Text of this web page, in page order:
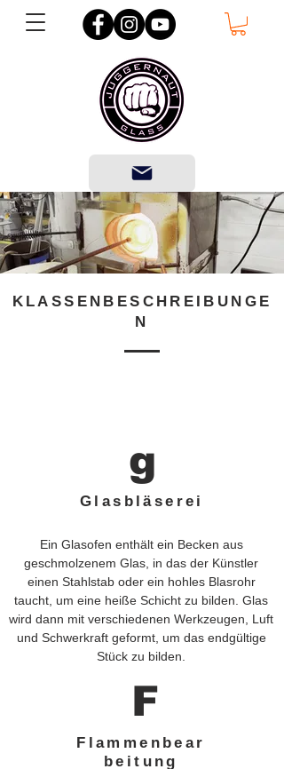
KLASSENBESCHREIBUNGE
N
g
Glasbläserei
Ein Glasofen enthält ein Becken aus
geschmolzenem Glas, in das der Künstler
einen Stahlstab oder ein hohles Blasrohr
taucht, um eine heiße Schicht zu bilden. Glas
wird dann mit verschiedenen Werkzeugen, Luft
und Schwerkraft geformt, um das endgültige
Stück zu bilden.
F
Flammenbear
beitung